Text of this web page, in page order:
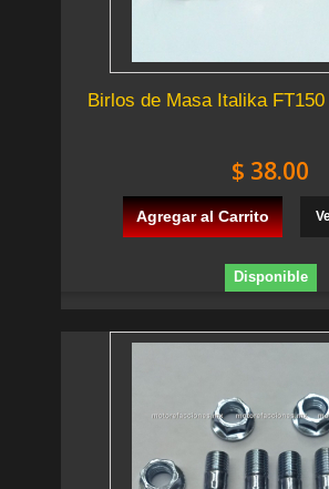
Birlos de Masa Italika
$ 38.00
Agregar al Carrito
Disponible